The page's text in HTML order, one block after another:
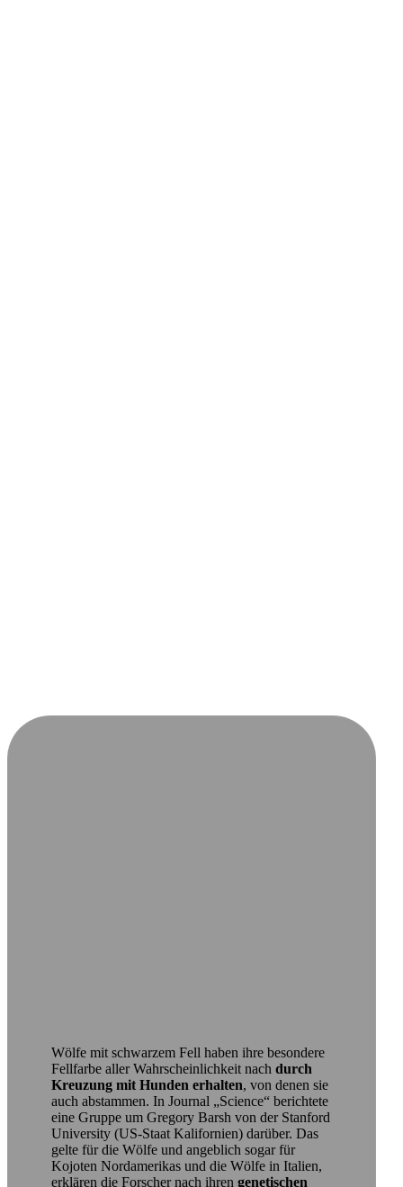
Wölfe mit schwarzem Fell haben ihre besondere
Fellfarbe aller Wahrscheinlichkeit nach durch
Kreuzung mit Hunden erhalten, von denen sie
auch abstammen. In Journal „Science“ berichtete
eine Gruppe um Gregory Barsh von der Stanford
University (US-Staat Kalifornien) darüber. Das
gelte für die Wölfe und angeblich sogar für
Kojoten Nordamerikas und die Wölfe in Italien,
erklären die Forscher nach ihren genetischen